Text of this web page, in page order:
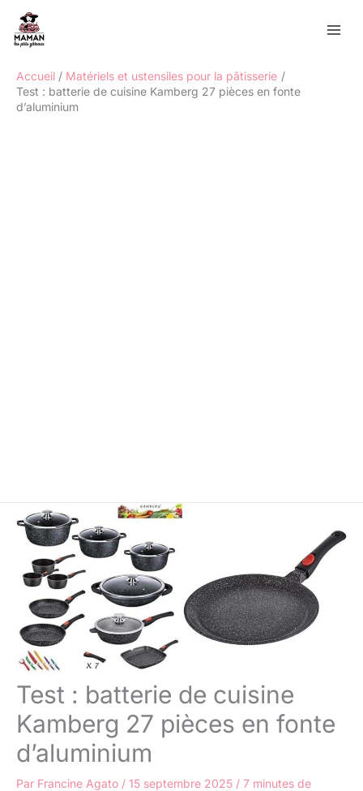
contenu
Accueil
Matériels et ustensiles pour la pâtisserie
Test : batterie de cuisine Kamberg 27 pièces en fonte
d’aluminium
Test : batterie de cuisine
Kamberg 27 pièces en fonte
d’aluminium
Par Francine Agato / 15 septembre 2025 / 7 minutes de
Rechercher